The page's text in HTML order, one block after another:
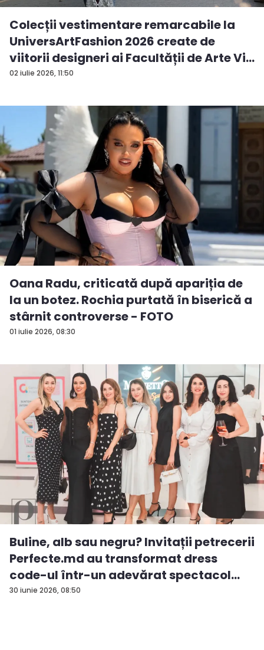
02 iulie 2026, 11:50
Colecții vestimentare remarcabile la
UniversArtFashion 2026 create de
viitorii designeri ai Facultății de Arte Vi...
01 iulie 2026, 08:30
Oana Radu, criticată după apariția de
la un botez. Rochia purtată în biserică a
stârnit controverse - FOTO
30 iunie 2026, 08:50
Buline, alb sau negru? Invitații petrecerii
Perfecte.md au transformat dress
code-ul într-un adevărat spectacol
de...